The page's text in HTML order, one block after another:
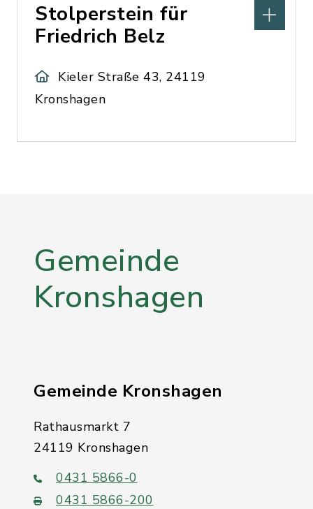
Stolperstein für
Friedrich Belz
Kieler Straße 43, 24119
Kronshagen
Gemeinde
Kronshagen
Gemeinde Kronshagen
Rathausmarkt 7
24119 Kronshagen
0431 5866-0
0431 5866-200